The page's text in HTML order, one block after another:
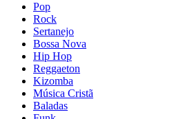
Pop
Rock
Sertanejo
Bossa Nova
Hip Hop
Reggaeton
Kizomba
Música Cristã
Baladas